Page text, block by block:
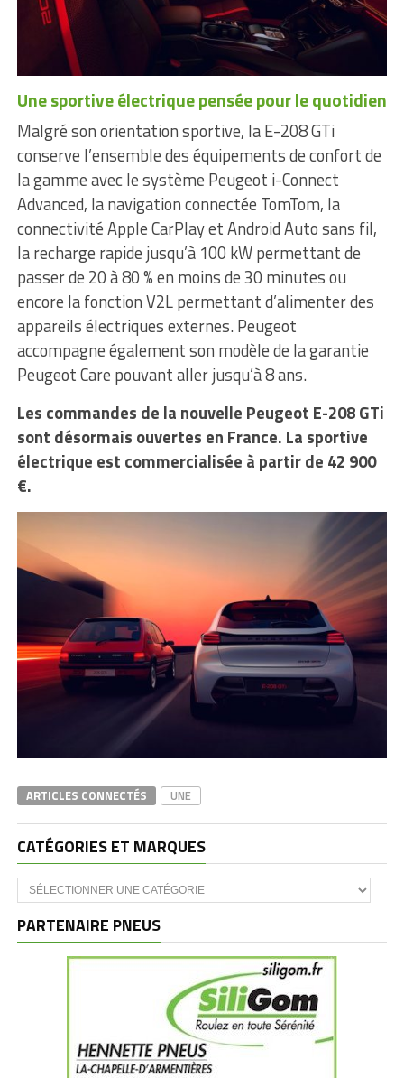
Une sportive électrique pensée pour le quotidien
Malgré son orientation sportive, la E-208 GTi
conserve l’ensemble des équipements de confort de
la gamme avec le système Peugeot i-Connect
Advanced, la navigation connectée TomTom, la
connectivité Apple CarPlay et Android Auto sans fil,
la recharge rapide jusqu’à 100 kW permettant de
passer de 20 à 80 % en moins de 30 minutes ou
encore la fonction V2L permettant d’alimenter des
appareils électriques externes. Peugeot
accompagne également son modèle de la garantie
Peugeot Care pouvant aller jusqu’à 8 ans.
Les commandes de la nouvelle Peugeot E-208 GTi
sont désormais ouvertes en France. La sportive
électrique est commercialisée à partir de 42 900
€.
ARTICLES CONNECTÉS UNE
CATÉGORIES ET MARQUES
Catégories
et
PARTENAIRE PNEUS